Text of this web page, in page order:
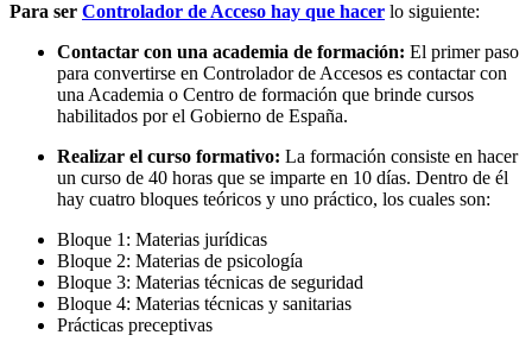
Para ser Controlador de Acceso hay que hacer lo siguiente:
Contactar con una academia de formación: El primer paso
para convertirse en Controlador de Accesos es contactar con
una Academia o Centro de formación que brinde cursos
habilitados por el Gobierno de España.
Realizar el curso formativo: La formación consiste en hacer
un curso de 40 horas que se imparte en 10 días. Dentro de él
hay cuatro bloques teóricos y uno práctico, los cuales son:
Bloque 1: Materias jurídicas
Bloque 2: Materias de psicología
Bloque 3: Materias técnicas de seguridad
Bloque 4: Materias técnicas y sanitarias
Prácticas preceptivas